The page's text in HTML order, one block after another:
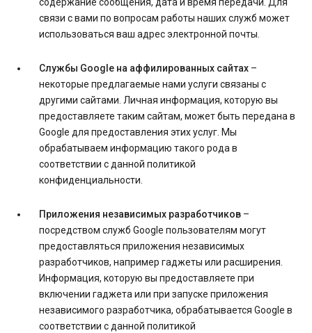
связи с вами по вопросам работы наших служб может
использоваться ваш адрес электронной почты.
Службы Google на аффилированных сайтах –
некоторые предлагаемые нами услуги связаны с
другими сайтами. Личная информация, которую вы
предоставляете таким сайтам, может быть передана в
Google для предоставления этих услуг. Мы
обрабатываем информацию такого рода в
соответствии с данной политикой
конфиденциальности.
Приложения независимых разработчиков –
посредством служб Google пользователям могут
предоставляться приложения независимых
разработчиков, например гаджеты или расширения.
Информация, которую вы предоставляете при
включении гаджета или при запуске приложения
независимого разработчика, обрабатывается Google в
соответствии с данной политикой